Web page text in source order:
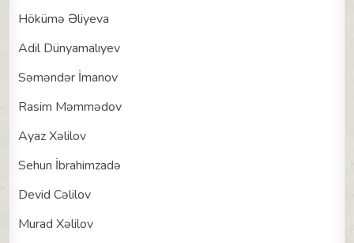
Hökümə Əliyeva
Adil Dünyamalıyev
Səməndər İmanov
Rasim Məmmədov
Ayaz Xəlilov
Sehun İbrahimzadə
Devid Cəlilov
Murad Xəlilov